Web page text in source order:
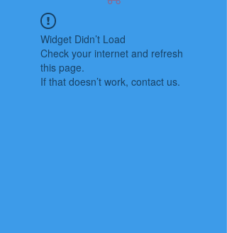
Widget Didn’t Load
Check your internet and refresh
this page.
If that doesn’t work, contact us.